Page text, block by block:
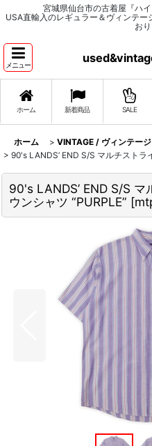
宮城県仙台市の古着屋『ハ
USA直輸入のレギュラー＆ヴィンテ
おり
メニュー
ホーム 新着商品 SALE
ホーム > VINTAGE / ヴィンテージ
> 90's LANDS’ END S/S マルチストラ
90's LANDS’ END S/S マ
ウンシャツ “PURPLE” [